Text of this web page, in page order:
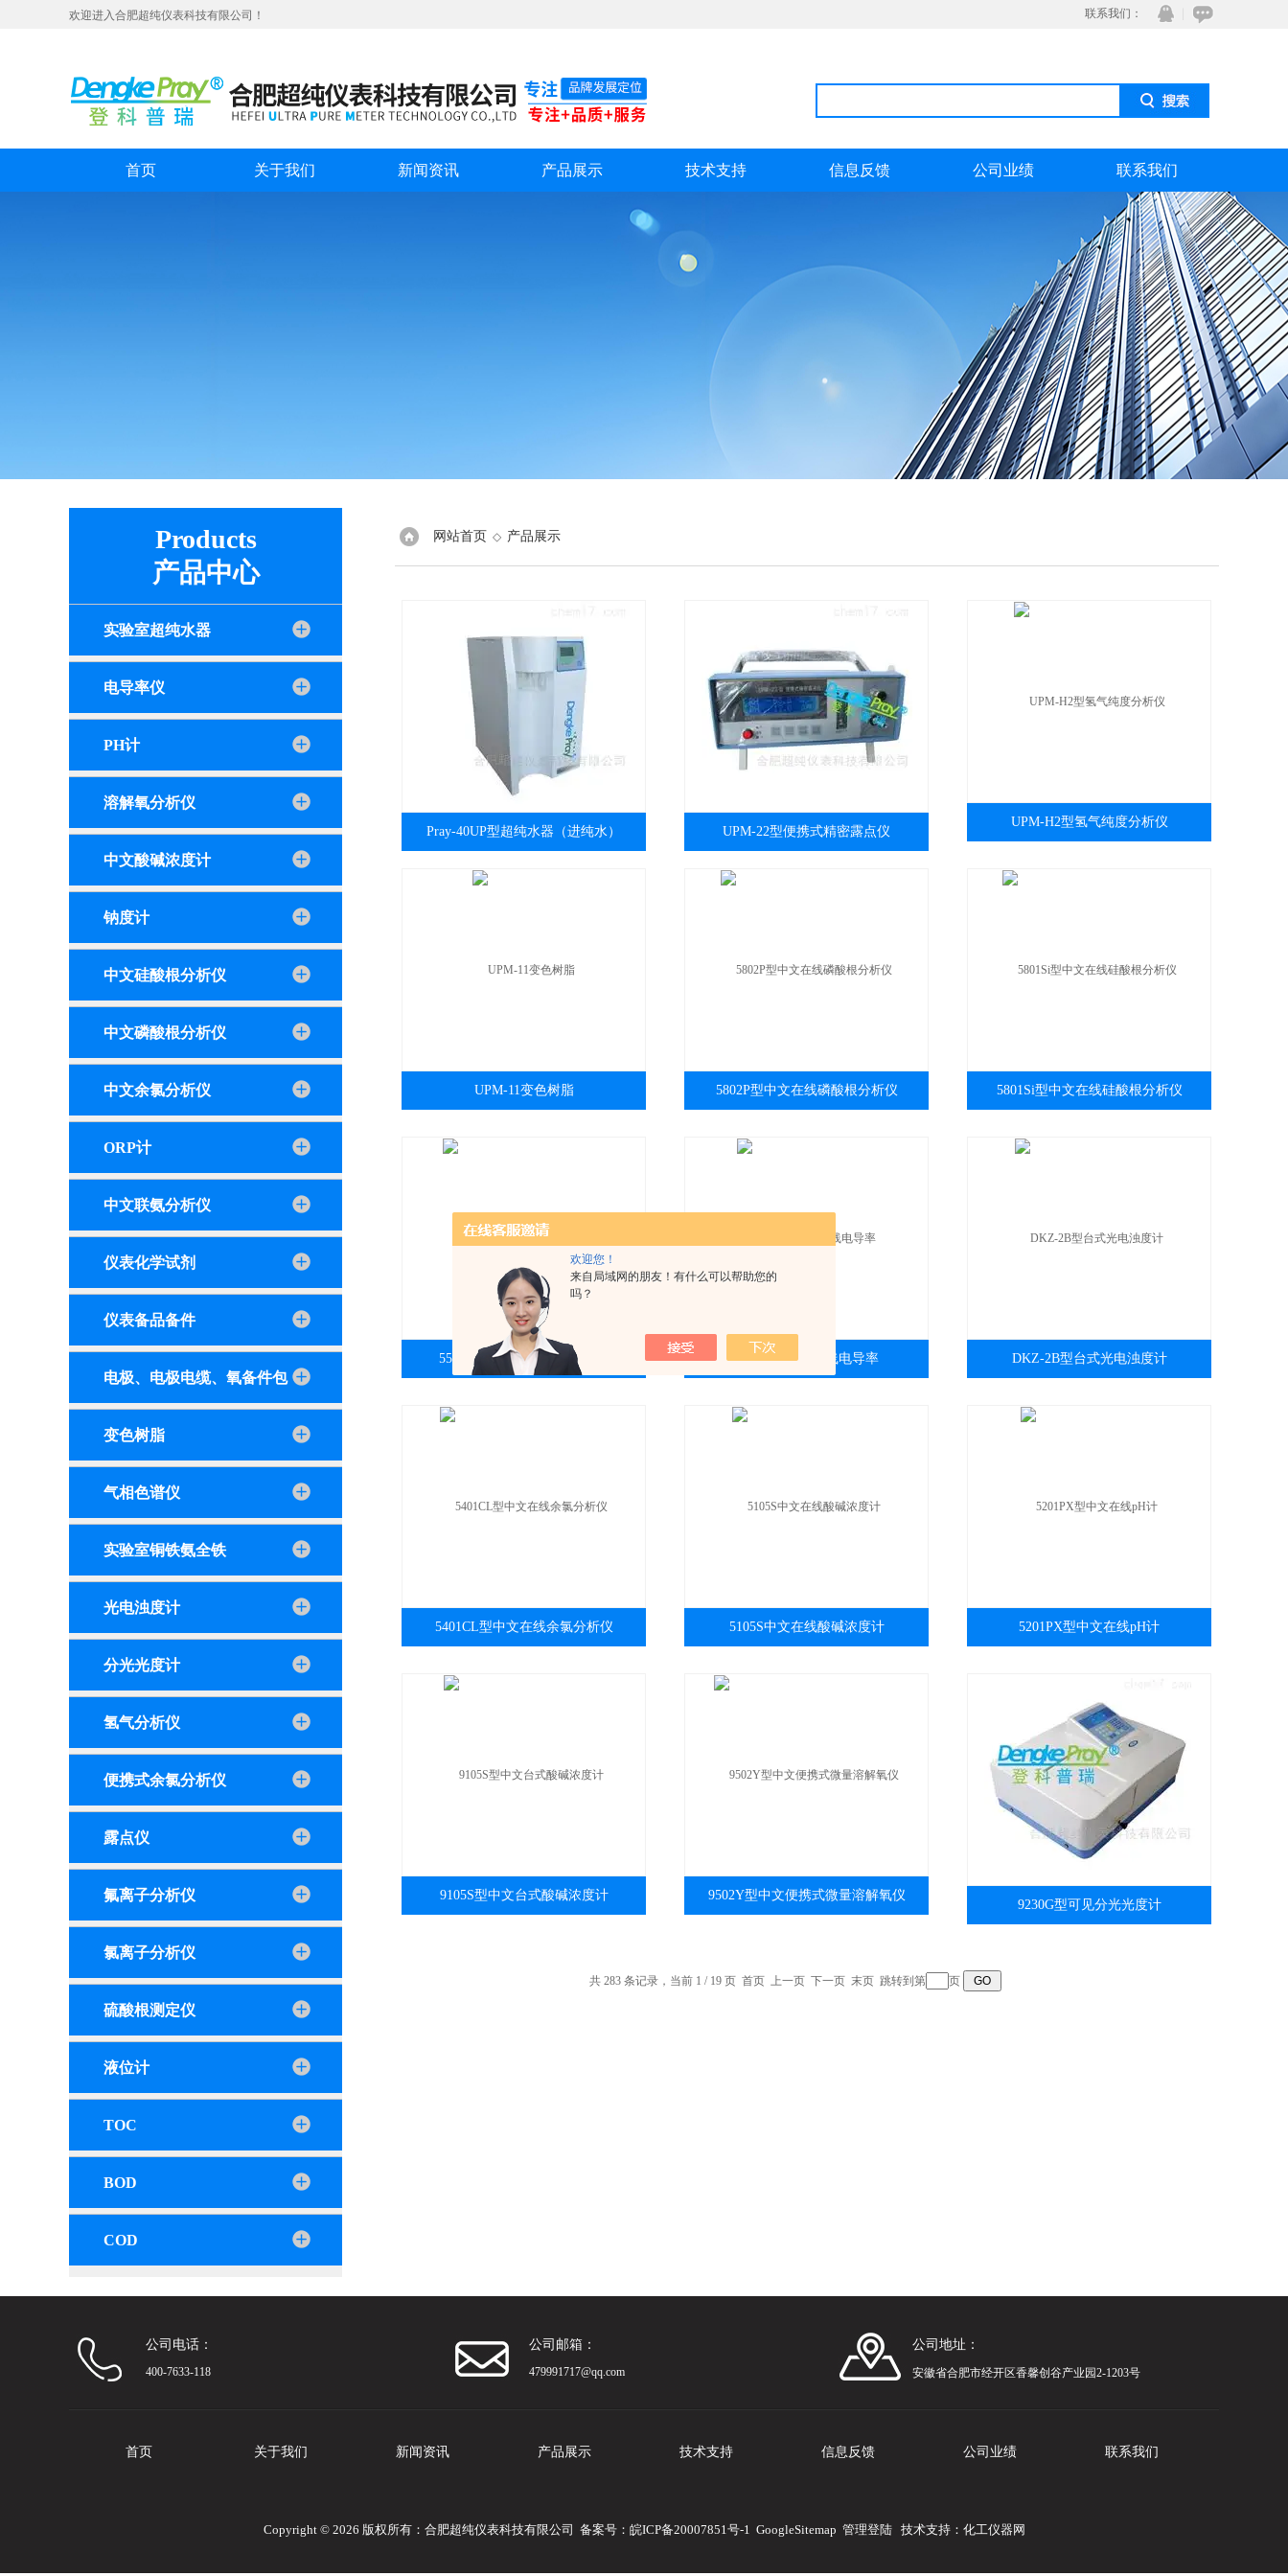
欢迎您！
来自局域网的朋友！有什么可以帮助您的
吗？
欢迎进入合肥超纯仪表科技有限公司！ 联系我们：
在线咨
QQ
首页 关于我们 新闻资讯 产品展示 技术支持 信息反馈 公司业绩 联系我们
Products
产品中心
实验室超纯水器
电导率仪
PH计
溶解氧分析仪
中文酸碱浓度计
钠度计
中文硅酸根分析仪
中文磷酸根分析仪
中文余氯分析仪
ORP计
中文联氨分析仪
仪表化学试剂
仪表备品备件
电极、电极电缆、氧备件包
变色树脂
气相色谱仪
实验室铜铁氨全铁
光电浊度计
分光光度计
氢气分析仪
便携式余氯分析仪
露点仪
氟离子分析仪
氯离子分析仪
硫酸根测定仪
液位计
TOC
BOD
COD
网站首页 ◇ 产品展示
Pray-40UP型超纯水器（进纯水） UPM-22型便携式精密露点仪
UPM-H2型氢气纯度分析仪
UPM-11变色树脂 5802P型中文在线磷酸根分析仪 5801Si型中文在线硅酸根分析仪
5523N型中文在线微量钠度计 5101D型中文在线电导率 DKZ-2B型台式光电浊度计
5401CL型中文在线余氯分析仪 5105S中文在线酸碱浓度计 5201PX型中文在线pH计
9105S型中文台式酸碱浓度计 9502Y型中文便携式微量溶解氧仪
9230G型可见分光光度计
共 283 条记录，当前 1 / 19 页 首页 上一页 下一页 末页跳转到第 页
公司电话：
400-7633-118
公司邮箱：
479991717@qq.com
公司地址：
安徽省合肥市经开区香馨创谷产业园2-1203号
首页 关于我们 新闻资讯 产品展示 技术支持 信息反馈 公司业绩 联系我们
Copyright © 2026 版权所有：合肥超纯仪表科技有限公司 备案号： 皖ICP备20007851号-1 GoogleSitemap 管理登陆技术支持： 化工仪器网